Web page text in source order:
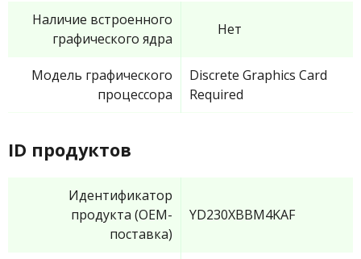
Наличие встроенного
графического ядра
Нет
Модель графического
процессора
Discrete Graphics Card
Required
ID продуктов
Идентификатор
продукта (OEM-
поставка)
YD230XBBM4KAF